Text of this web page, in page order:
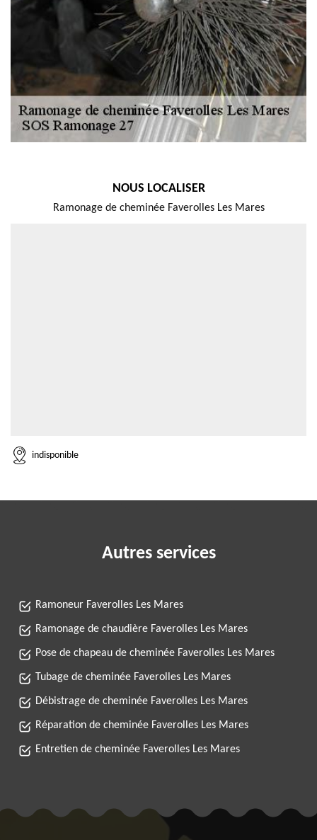
NOUS LOCALISER
Ramonage de cheminée Faverolles Les Mares
indisponible
Autres services
Ramoneur Faverolles Les Mares
Ramonage de chaudière Faverolles Les Mares
Pose de chapeau de cheminée Faverolles Les Mares
Tubage de cheminée Faverolles Les Mares
Débistrage de cheminée Faverolles Les Mares
Réparation de cheminée Faverolles Les Mares
Entretien de cheminée Faverolles Les Mares